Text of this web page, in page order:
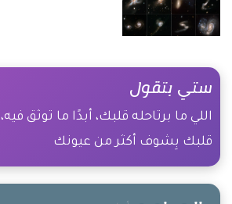
ستي بتقول
اللي ما برتاحله قلبك، أبدًا ما توثق فيه،
قلبك بِشوف أكثر من عيونك